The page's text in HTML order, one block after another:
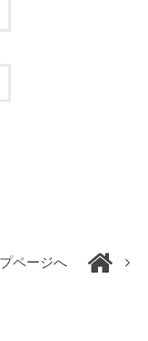
プページへ